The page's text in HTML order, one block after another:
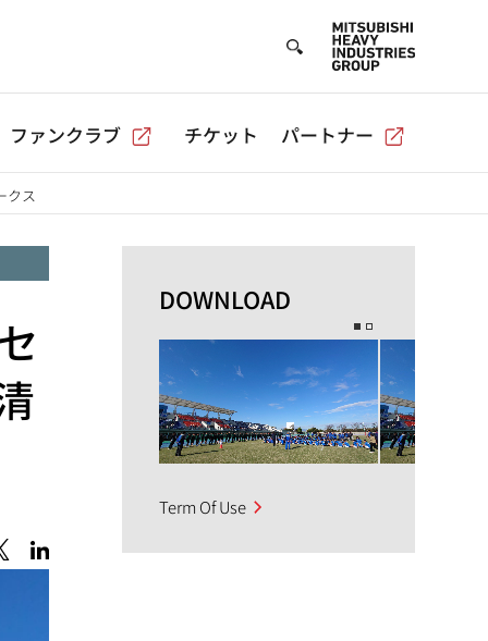
ファンクラブ チケット パートナー
クス
DOWNLOAD
Term Of Use